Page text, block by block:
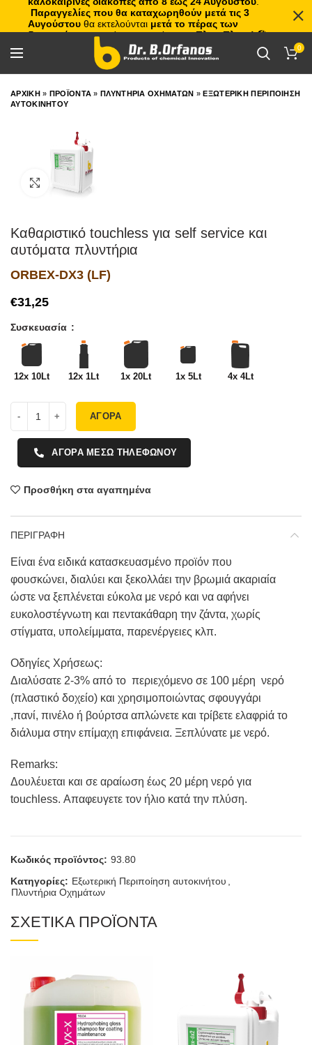
0
ΑΡΧΙΚΗ» ΠΡΟΪΟΝΤΑ »ΠΛΥΝΤΗΡΙΑ ΟΧΗΜΑΤΩΝ »ΕΞΩΤΕΡΙΚΗ ΠΕΡΙΠΟΙΗΣΗ
ΑΥΤΟΚΙΝΗΤΟΥ
Καθαριστικό touchless για self service και
αυτόματα πλυντήρια
ORBEX-DX3 (LF)
€
Συσκευασία
12x 10Lt 12x 1Lt 1x 20Lt 1x 5Lt 4x 4Lt
ΑΓΟΡΑ
ΑΓΟΡΑ ΜΕΣΩ ΤΗΛΕΦΩΝΟΥ
Προσθήκη στα αγαπημένα
ΠΕΡΙΓΡΑΦΗ
Eίναι ένα ειδικά κατασκευασμένο προϊόν που
φουσκώνει, διαλύει και ξεκολλάει την βρωμιά ακαριαία
ώστε να ξεπλένεται εύκολα με νερό και να αφήνει
ευκολοστέγνωτη και πεντακάθαρη την ζάντα, χωρίς
στίγματα, υπολείμματα, παρενέργειες κλπ.
Οδηγίες Χρήσεως:
Διαλύσατε 2-3% από το περιεχόμενο σε 100 μέρη νερό
(πλαστικό δοχείο) και χρησιμοποιώντας σφουγγάρι
,πανί, πινέλο ή βούρτσα απλώνετε και τρίβετε ελαφρiά το
διάλυμα στην επίμαχη επιφάνεια. Ξεπλύνατε με νερό.
Remarks:
Δουλέυεται και σε αραίωση έως 20 μέρη νερό για
touchless. Απαφευγετε τον ήλιο κατά την πλύση.
Κωδικός προϊόντος: 93.80
Κατηγορίες: Εξωτερική Περιποίηση αυτοκινήτου
Πλυντήρια Οχημάτων
ΣΧΕΤΙΚΑ ΠΡΟΪΟΝΤΑ
Παραγγελίες που θα καταχωρηθούν μετά τις 3
Αυγούστου θα εκτελούνται μετά το πέρας των
διακοπών, με σειρά προτεραιότητας.Πλιτς Πλατς!🏖️🌊